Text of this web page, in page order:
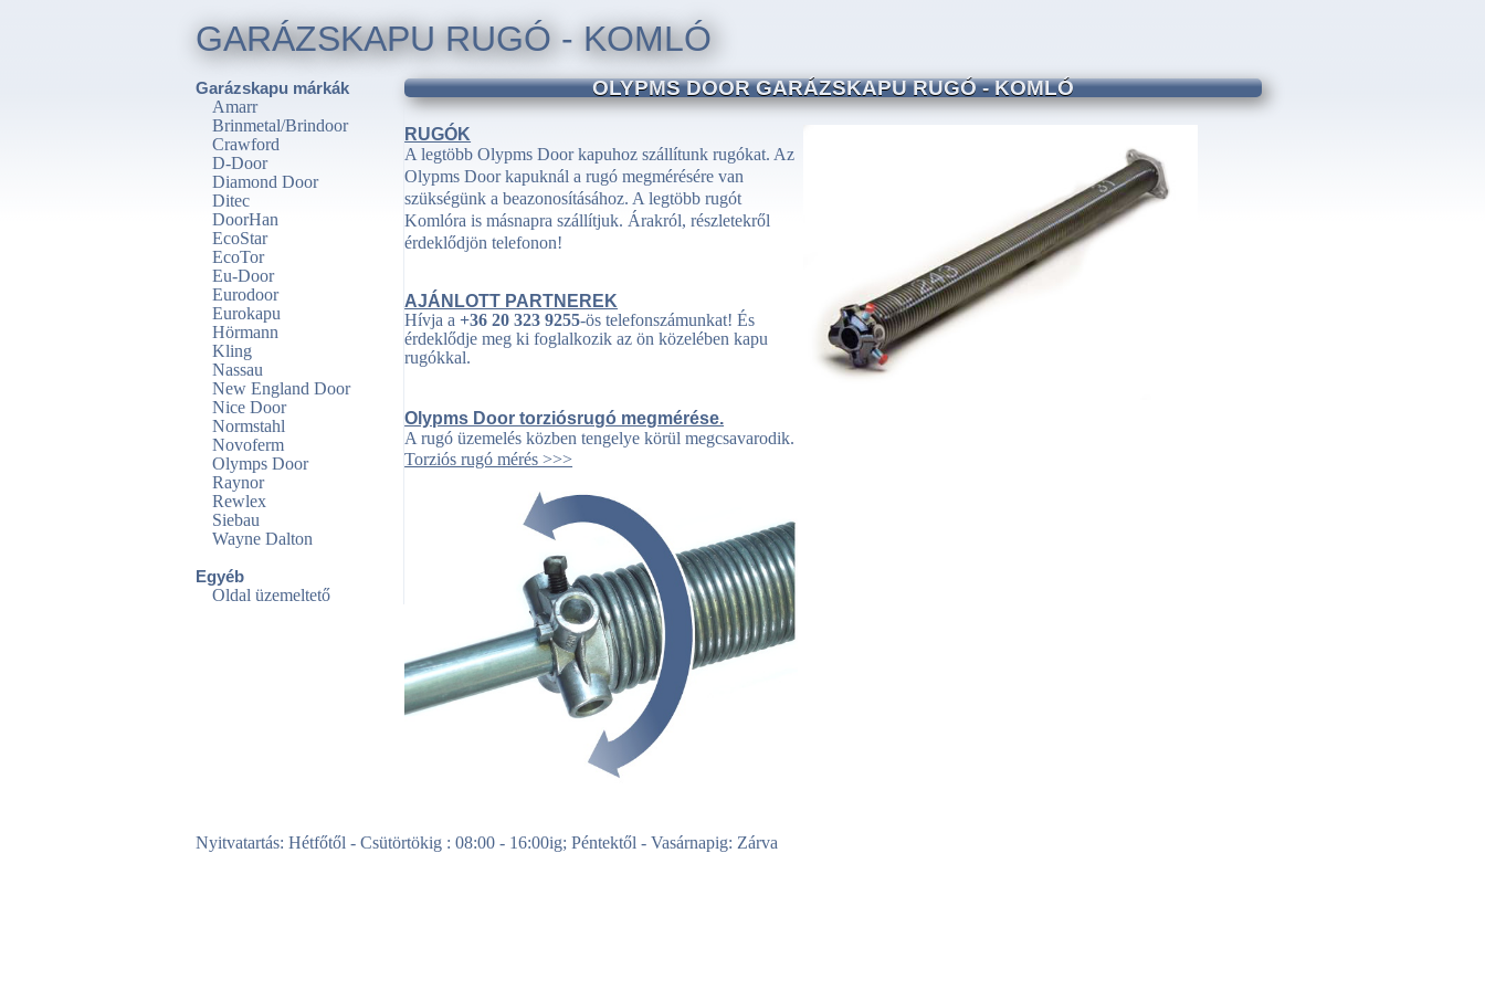
GARÁZSKAPU RUGÓ - KOMLÓ
Garázskapu márkák
Amarr
Brinmetal/Brindoor
Crawford
D-Door
Diamond Door
Ditec
DoorHan
EcoStar
EcoTor
Eu-Door
Eurodoor
Eurokapu
Hörmann
Kling
Nassau
New England Door
Nice Door
Normstahl
Novoferm
Olymps Door
Raynor
Rewlex
Siebau
Wayne Dalton
Egyéb
Oldal üzemeltető
OLYPMS DOOR GARÁZSKAPU RUGÓ - KOMLÓ
RUGÓK
A legtöbb Olypms Door kapuhoz szállítunk rugókat. Az
Olypms Door kapuknál a rugó megmérésére van
szükségünk a beazonosításához. A legtöbb rugót
Komlóra is másnapra szállítjuk. Árakról, részletekről
érdeklődjön telefonon!
AJÁNLOTT PARTNEREK
Hívja a+36 20 323 9255-ös telefonszámunkat! És
érdeklődje meg ki foglalkozik az ön közelében kapu
rugókkal.
Olypms Door torziósrugó megmérése.
A rugó üzemelés közben tengelye körül megcsavarodik.
Torziós rugó mérés >>>
Nyitvatartás: Hétfőtől - Csütörtökig : 08:00 - 16:00ig; Péntektől - Vasárnapig: Zárva